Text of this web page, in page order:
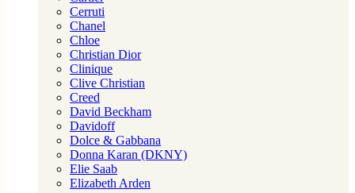
Cerruti
Chanel
Chloe
Christian Dior
Clinique
Clive Christian
Creed
David Beckham
Davidoff
Dolce & Gabbana
Donna Karan (DKNY)
Elie Saab
Elizabeth Arden